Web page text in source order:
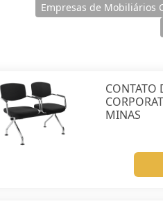
Empresas de Mobiliários
CONTATO
MINAS